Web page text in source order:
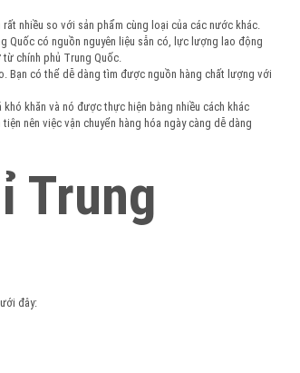
nhiều so với sản phẩm cùng loại của các nước khác.
Quốc có nguồn nguyên liệu sẵn có, lực lượng lao động
chính phủ Trung Quốc.
Bạn có thể dễ dàng tìm được nguồn hàng chất lượng với
khăn và nó được thực hiện bằng nhiều cách khác
nên việc vận chuyển hàng hóa ngày càng dễ dàng
Trung
đây: